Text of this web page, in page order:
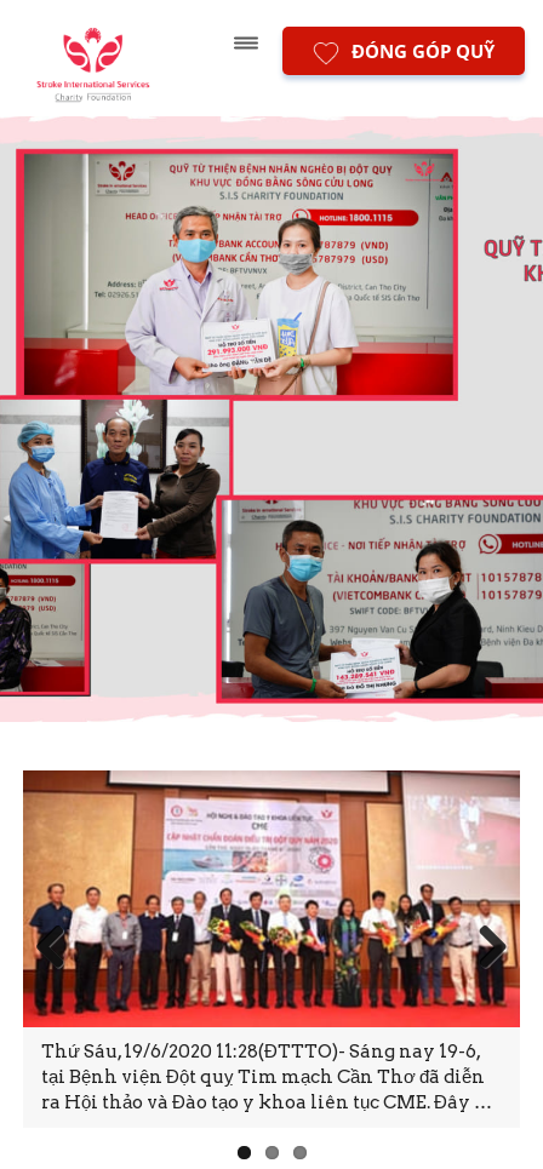
ĐÓNG GÓP QUỸ
Thứ Sáu, 19/6/2020 11:28(ĐTTTO)- Sáng nay 19-6,
tại Bệnh viện Đột quỵ Tim mạch Cần Thơ đã diễn
ra Hội thảo và Đào tạo y khoa liên tục CME. Đây …
Prev
ious
Next